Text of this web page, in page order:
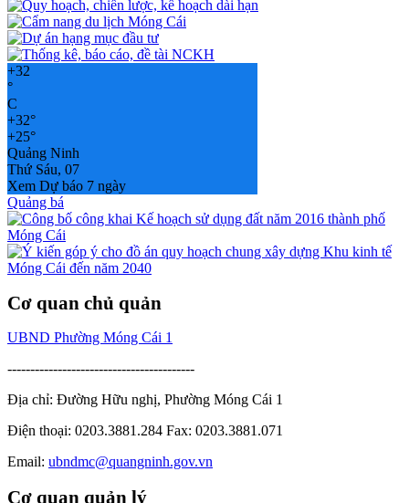
+32
°
C
+32°
+25°
Quảng Ninh
Thứ Sáu, 07
Xem Dự báo 7 ngày
Quảng bá
Cơ quan chủ quản
UBND Phường Móng Cái 1
-----------------------------------------
Địa chỉ: Đường Hữu nghị, Phường Móng Cái 1
Điện thoại: 0203.3881.284 Fax: 0203.3881.071
Email: ubndmc@quangninh.gov.vn
Cơ quan quản lý